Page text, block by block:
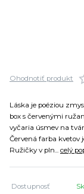
Ohodnotiť produkt
Láska je poéziou
box s červenými
vyčaria úsmev na
Červená farba kvetov
Ružičky v pln... celý
Dostupnosť